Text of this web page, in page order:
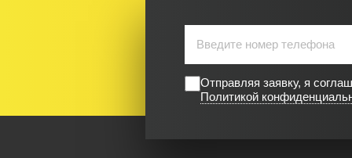
Отправляя заявку, я
Политикой